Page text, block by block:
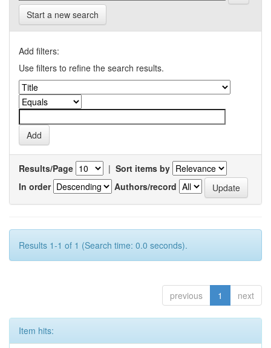
Start a new search
Add filters:
Use filters to refine the search results.
Results/Page | Sort items by
In order
Authors/record
Results 1-1 of 1 (Search time: 0.0 seconds).
previous 1 next
Item hits: